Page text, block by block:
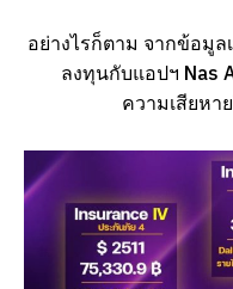
อย่างไรก็ตาม จากข้อมูล
ลงทุนกับแอปฯ Nas
ความเสียห